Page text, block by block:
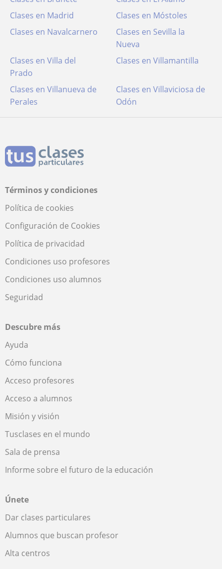
Clases en Madrid
Clases en Móstoles
Clases en Navalcarnero
Clases en Sevilla la
Nueva
Clases en Villa del
Prado
Clases en Villamantilla
Clases en Villanueva de
Perales
Clases en Villaviciosa de
Odón
Términos y condiciones
Política de cookies
Configuración de Cookies
Política de privacidad
Condiciones uso profesores
Condiciones uso alumnos
Seguridad
Descubre más
Ayuda
Cómo funciona
Acceso profesores
Acceso a alumnos
Misión y visión
Tusclases en el mundo
Sala de prensa
Informe sobre el futuro de la educación
Únete
Dar clases particulares
Alumnos que buscan profesor
Alta centros